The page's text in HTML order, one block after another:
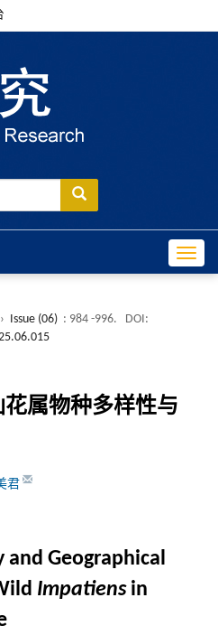
Issue (06) : 984 -996.
DOI:
花属物种多样性与
君
and Geographical
Impatiensin